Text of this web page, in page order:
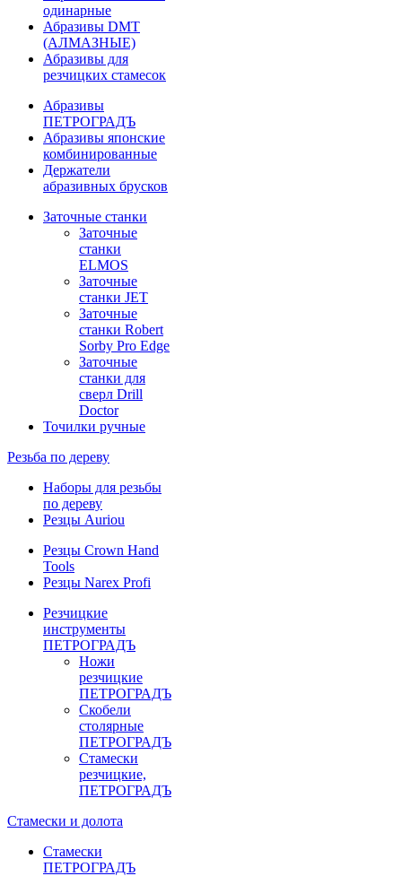
одинарные
Абразивы DMT
(АЛМАЗНЫЕ)
Абразивы для
резчицких стамесок
Абразивы
ПЕТРОГРАДЪ
Абразивы японские
комбинированные
Держатели
абразивных брусков
Заточные станки
Заточные
станки
ELMOS
Заточные
станки JET
Заточные
станки Robert
Sorby Pro Edge
Заточные
станки для
сверл Drill
Doctor
Точилки ручные
Резьба по дереву
Наборы для резьбы
по дереву
Резцы Auriou
Резцы Crown Hand
Tools
Резцы Narex Profi
Резчицкие
инструменты
ПЕТРОГРАДЪ
Ножи
резчицкие
ПЕТРОГРАДЪ
Скобели
столярные
ПЕТРОГРАДЪ
Стамески
резчицкие,
ПЕТРОГРАДЪ
Стамески и долота
Стамески
ПЕТРОГРАДЪ